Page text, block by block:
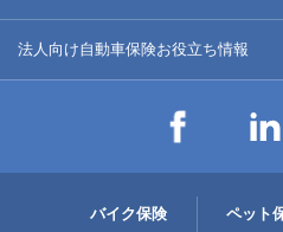
法人向け自動車保険お役立ち情報
バイク保険 ペット